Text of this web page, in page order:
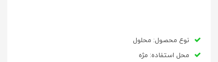
نوع محصول: محلول
محل استفاده: مژه